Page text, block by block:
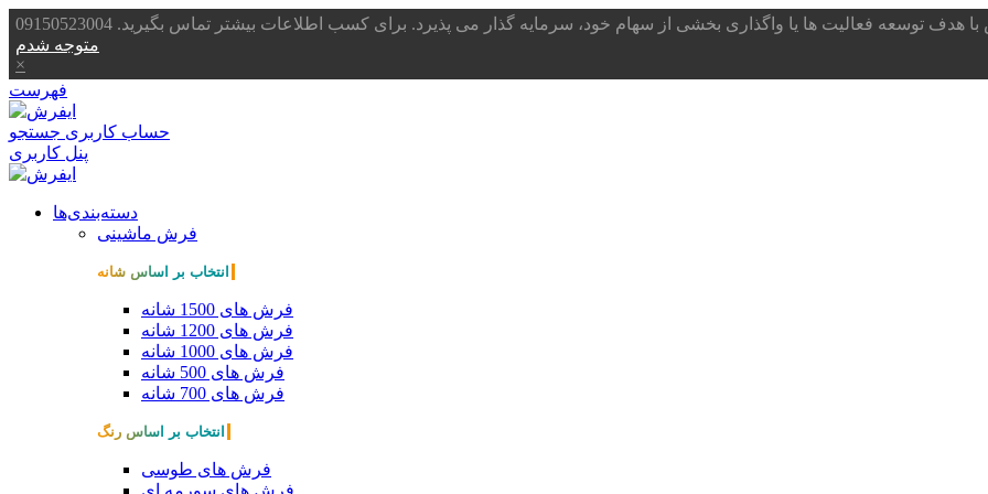
با هدف توسعه فعالیت ها یا واگذاری بخشی از سهام خود، سرمایه گذار می پذیرد. برای کسب اطلاعات بیشتر تماس بگیرید. 09150523004
متوجه شدم
×
فهرست
حساب کاربری جستجو
پنل کاربری
دسته‌بندی‌ها
فرش ماشینی
انتخاب بر اساس شانه
فرش های 1500 شانه
فرش های 1200 شانه
فرش های 1000 شانه
فرش های 500 شانه
فرش های 700 شانه
انتخاب بر اساس رنگ
فرش های طوسی
فرش های سورمه ای